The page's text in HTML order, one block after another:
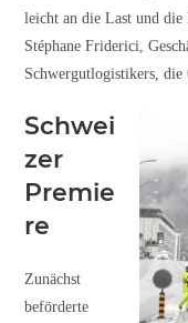
leicht an die Last und die
Stéphane Friderici,
Schwergutlogistikers, die
Schwei
zer
Premie
re
Zunächst
beförderte